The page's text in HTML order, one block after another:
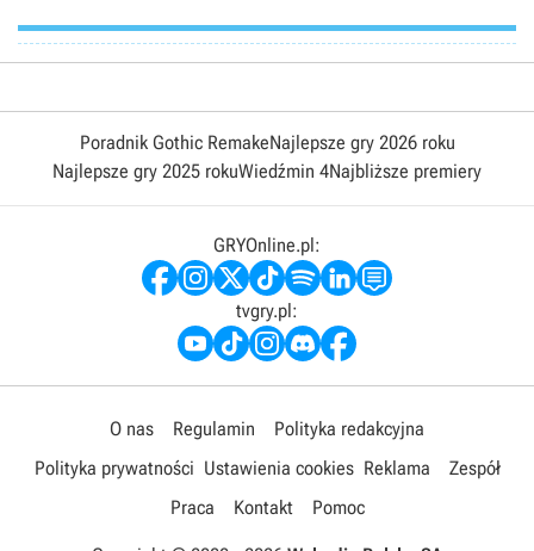
Poradnik Gothic RemakeNajlepsze gry 2026 roku
Najlepsze gry 2025 rokuWiedźmin 4Najbliższe premiery
GRYOnline.pl:
tvgry.pl:
O nas Regulamin
Polityka redakcyjna
Polityka prywatności Ustawienia cookies Reklama
Zespół
Praca
Kontakt Pomoc